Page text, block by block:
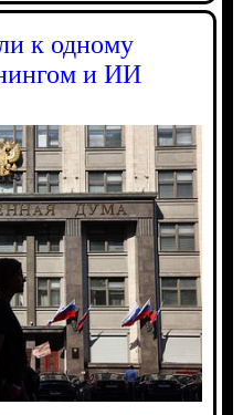
к одному
и ИИ